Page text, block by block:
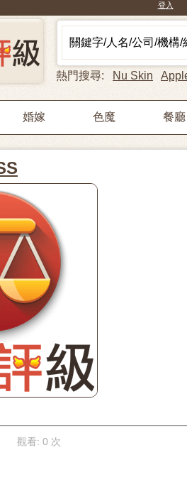
登入
熱門搜尋: Nu Skin
婚嫁 色魔 餐廳
觀看: 0 次